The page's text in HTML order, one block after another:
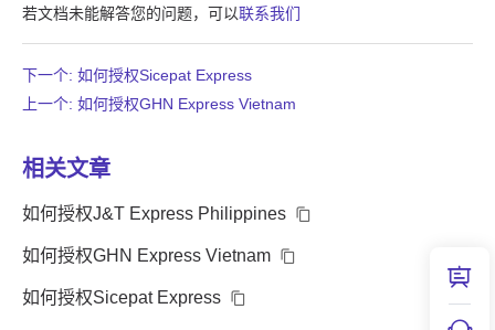
若文档未能解答您的问题，可以联系我们
上一个: 如何授权GHN Express Vietnam
下一个: 如何授权Sicepat Express
相关文章
如何授权J&T Express Philippines
如何授权GHN Express Vietnam
如何授权Sicepat Express